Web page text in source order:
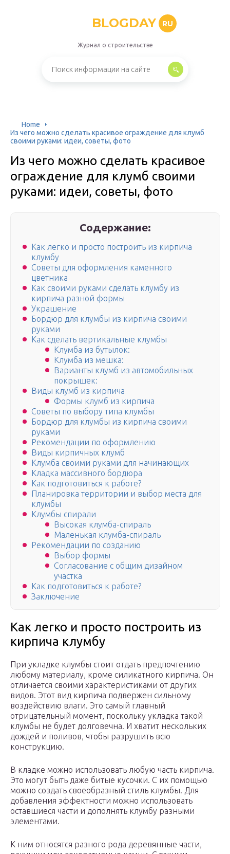
BLOGDAY RU
Журнал о строительстве
Home
Из чего можно сделать красивое ограждение для клумб
своими руками: идеи, советы, фото
Из чего можно сделать красивое
ограждение для клумб своими
руками: идеи, советы, фото
Содержание:
Как легко и просто построить из кирпича
клумбу
Советы для оформления каменного
цветника
Как своими руками сделать клумбу из
кирпича разной формы
Украшение
Бордюр для клумбы из кирпича своими
руками
Как сделать вертикальные клумбы
Клумба из бутылок:
Клумба из мешка:
Варианты клумб из автомобильных
покрышек:
Виды клумб из кирпича
Формы клумб из кирпича
Советы по выбору типа клумбы
Бордюр для клумбы из кирпича своими
руками
Рекомендации по оформлению
Виды кирпичных клумб
Клумба своими руками для начинающих
Кладка массивного бордюра
Как подготовиться к работе?
Планировка территории и выбор места для
клумбы
Клумбы спирали
Высокая клумба-спираль
Маленькая клумба-спираль
Рекомендации по созданию
Выбор формы
Согласование с общим дизайном
участка
Как подготовиться к работе?
Заключение
Как легко и просто построить из
кирпича клумбу
При укладке клумбы стоит отдать предпочтению
любому материалу, кроме силикатного кирпича. Он
отличается своими характеристиками от других
видов. Этот вид кирпича подвержен сильному
воздействию влаги. Это самый главный
отрицательный момент, поскольку укладка такой
клумбы не будет долговечна. И хватит нескольких
дождей и поливов, чтобы разрушить всю
конструкцию.
В кладке можно использовать любую часть кирпича.
Это могут быть даже битые кусочки. С их помощью
можно создать своеобразный стиль клумбы. Для
добавления эффектности можно использовать
оставшиеся части и дополнять клумбу разными
элементами.
К ним относятся разного рода деревянные части,